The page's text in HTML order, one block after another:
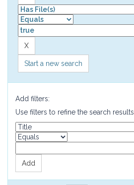
Start a new search
Add filters:
Use filters to refine the search results.